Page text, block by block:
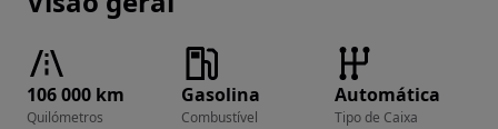
106 000 km
Quilómetros
Gasolina
Combustível
Automática
Tipo de Caixa